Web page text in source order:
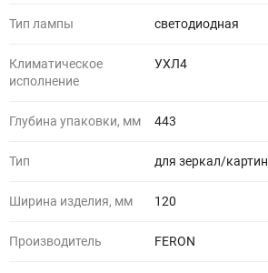
Тип лампы светодиодная
Климатическое
исполнение
УХЛ4
Глубина упаковки, мм 443
Тип для зеркал/картин
Ширина изделия, мм 120
Производитель FERON